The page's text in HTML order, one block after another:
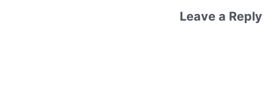
Leave a Reply